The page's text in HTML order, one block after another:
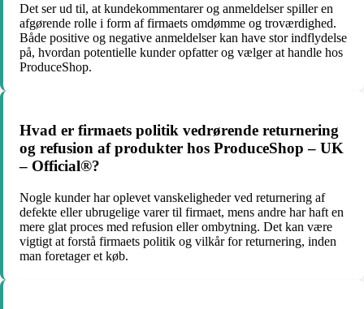
Det ser ud til, at kundekommentarer og anmeldelser spiller en
afgørende rolle i form af firmaets omdømme og troværdighed.
Både positive og negative anmeldelser kan have stor indflydelse
på, hvordan potentielle kunder opfatter og vælger at handle hos
ProduceShop.
Hvad er firmaets politik vedrørende returnering
og refusion af produkter hos ProduceShop – UK
– Official®?
Nogle kunder har oplevet vanskeligheder ved returnering af
defekte eller ubrugelige varer til firmaet, mens andre har haft en
mere glat proces med refusion eller ombytning. Det kan være
vigtigt at forstå firmaets politik og vilkår for returnering, inden
man foretager et køb.